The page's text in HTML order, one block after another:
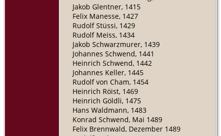
Jakob Glentner, 1415
Felix Manesse, 1427
Rudolf Stüssi, 1429
Rudolf Meiss, 1434
Jakob Schwarzmurer, 1439
Johannes Schwend, 1441
Heinrich Schwend, 1442
Johannes Keller, 1445
Rudolf von Cham, 1454
Heinrich Röist, 1469
Heinrich Göldli, 1475
Hans Waldmann, 1483
Konrad Schwend, Mai 1489
Felix Brennwald, Dezember 1489